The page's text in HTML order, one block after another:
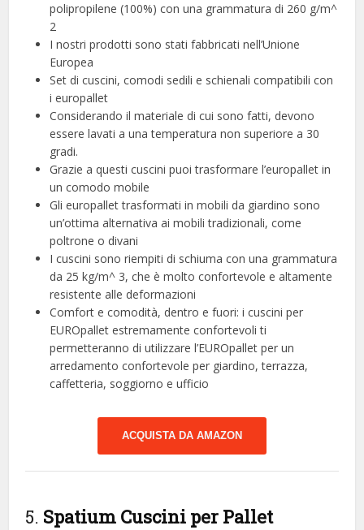
polipropilene (100%) con una grammatura di 260 g/m^
2
I nostri prodotti sono stati fabbricati nell’Unione
Europea
Set di cuscini, comodi sedili e schienali compatibili con
i europallet
Considerando il materiale di cui sono fatti, devono
essere lavati a una temperatura non superiore a 30
gradi.
Grazie a questi cuscini puoi trasformare l’europallet in
un comodo mobile
Gli europallet trasformati in mobili da giardino sono
un’ottima alternativa ai mobili tradizionali, come
poltrone o divani
I cuscini sono riempiti di schiuma con una grammatura
da 25 kg/m^ 3, che è molto confortevole e altamente
resistente alle deformazioni
Comfort e comodità, dentro e fuori: i cuscini per
EUROpallet estremamente confortevoli ti
permetteranno di utilizzare l’EUROpallet per un
arredamento confortevole per giardino, terrazza,
caffetteria, soggiorno e ufficio
ACQUISTA DA AMAZON
5. Spatium Cuscini per Pallet